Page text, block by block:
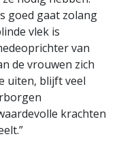
goed gaat zolang
vlek is
van
de vrouwen zich
uiten, blijft veel
krachten